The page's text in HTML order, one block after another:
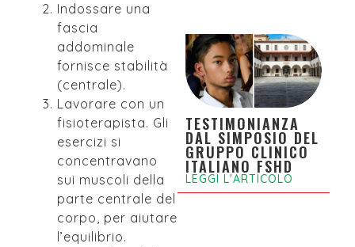
Indossare una
fascia
addominale
fornisce stabilità
(centrale).
Lavorare con un
fisioterapista. Gli
esercizi si
concentravano
sui muscoli della
parte centrale del
corpo, per aiutare
l’equilibrio.
TESTIMONIANZA
DAL SIMPOSIO DEL
GRUPPO CLINICO
ITALIANO FSHD
LEGGI L'ARTICOLO